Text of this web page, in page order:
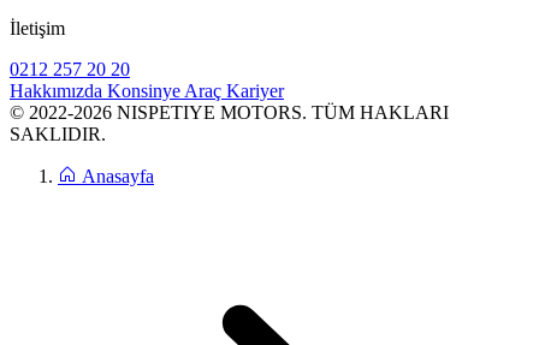
İletişim
0212 257 20 20
Hakkımızda Konsinye Araç Kariyer
© 2022-2026 NISPETIYE MOTORS. TÜM HAKLARI
SAKLIDIR.
Anasayfa